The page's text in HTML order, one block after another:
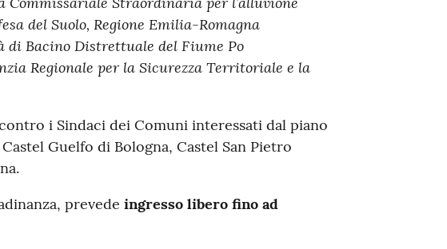
del Suolo, Regione Emilia-Romagna
di Bacino Distrettuale del Fiume Po
Regionale per la Sicurezza Territoriale e la
i Sindaci dei Comuni interessati dal piano
Guelfo di Bologna, Castel San Pietro
prevede ingresso libero fino ad